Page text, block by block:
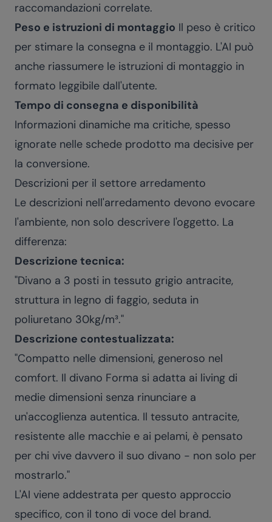
raccomandazioni correlate.
Peso e istruzioni di montaggio Il peso è critico
per stimare la consegna e il montaggio. L'AI può
anche riassumere le istruzioni di montaggio in
formato leggibile dall'utente.
Tempo di consegna e disponibilità
Informazioni dinamiche ma critiche, spesso
ignorate nelle schede prodotto ma decisive per
la conversione.
Descrizioni per il settore arredamento
Le descrizioni nell'arredamento devono evocare
l'ambiente, non solo descrivere l'oggetto. La
differenza:
Descrizione tecnica:
"Divano a 3 posti in tessuto grigio antracite,
struttura in legno di faggio, seduta in
poliuretano 30kg/m³."
Descrizione contestualizzata:
"Compatto nelle dimensioni, generoso nel
comfort. Il divano Forma si adatta ai living di
medie dimensioni senza rinunciare a
un'accoglienza autentica. Il tessuto antracite,
resistente alle macchie e ai pelami, è pensato
per chi vive davvero il suo divano - non solo per
mostrarlo."
L'AI viene addestrata per questo approccio
specifico, con il tono di voce del brand.